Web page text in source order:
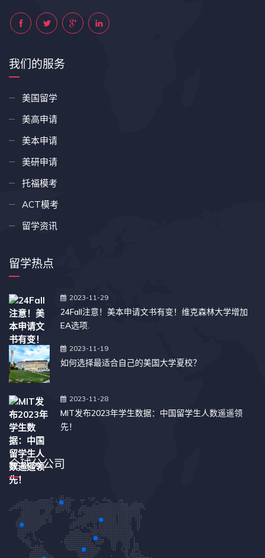
我们的服务
美国留学
美高申请
美本申请
美研申请
托福模考
ACT模考
留学资讯
留学热点
2023-11-29
24Fall注意！美本申请文书有变！维克森林大学增加
EA选项.
2023-11-19
如何选择最适合自己的美国大学夏校？
2023-11-28
MIT发布2023年学生数据：中国留学生人数遥遥领
先！
全球分公司